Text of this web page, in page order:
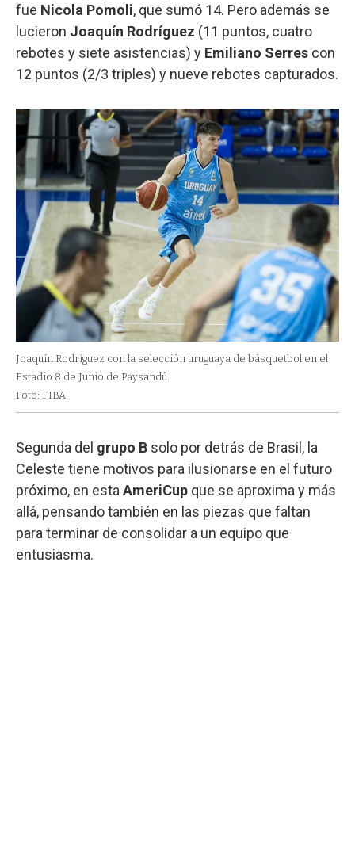
fue Nicola Pomoli, que sumó 14. Pero además se
lucieron Joaquín Rodríguez (11 puntos, cuatro
rebotes y siete asistencias) y Emiliano Serres con
12 puntos (2/3 triples) y nueve rebotes capturados.
Joaquín Rodríguez con la selección uruguaya de básquetbol en el
Estadio 8 de Junio de Paysandú.
Foto: FIBA
Segunda del grupo B solo por detrás de Brasil, la
Celeste tiene motivos para ilusionarse en el futuro
próximo, en esta AmeriCup que se aproxima y más
allá, pensando también en las piezas que faltan
para terminar de consolidar a un equipo que
entusiasma.